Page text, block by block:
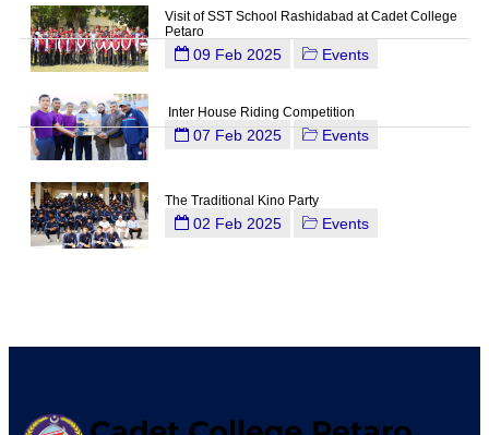
Visit of SST School Rashidabad at Cadet College
Petaro
09 Feb 2025 Events
Inter House Riding Competition
07 Feb 2025 Events
The Traditional Kino Party
02 Feb 2025 Events